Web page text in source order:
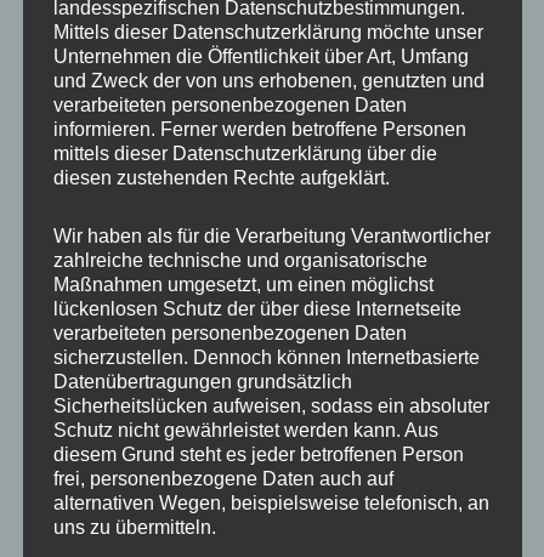
Beschreibung Herstellerangaben
Double the Style. Double the Fun.
Das Noppie-Heart-Patch 2er-Set bringt dir zwei
praktische Patches für kreative Momente, stabile
Aufnahmen und einen modernen Look – egal, ob du
sie selbst kombinierst oder eines davon als kleines
Geschenk weitergibst.
HANDYHALTERUNG NOPPIE-HEART-
PATCH 2ER-SET
Zwei Patches, frei wählbar aus allen fünf Farben.
Ideal, wenn du mehrere Cases nutzt, gern zwischen
Looks wechselst oder ein Set teilen möchtest.
Kombiniere zwei identische Farben, mixe
unterschiedliche Töne oder überrasche jemanden mit
landesspezifischen Datenschutzbestimmungen.
Mittels dieser Datenschutzerklärung möchte unser
Unternehmen die Öffentlichkeit über Art, Umfang
und Zweck der von uns erhobenen, genutzten und
verarbeiteten personenbezogenen Daten
informieren. Ferner werden betroffene Personen
mittels dieser Datenschutzerklärung über die
diesen zustehenden Rechte aufgeklärt.
Wir haben als für die Verarbeitung Verantwortlicher
zahlreiche technische und organisatorische
Maßnahmen umgesetzt, um einen möglichst
lückenlosen Schutz der über diese Internetseite
verarbeiteten personenbezogenen Daten
sicherzustellen. Dennoch können Internetbasierte
Datenübertragungen grundsätzlich
Sicherheitslücken aufweisen, sodass ein absoluter
Schutz nicht gewährleistet werden kann. Aus
diesem Grund steht es jeder betroffenen Person
frei, personenbezogene Daten auch auf
alternativen Wegen, beispielsweise telefonisch, an
uns zu übermitteln.